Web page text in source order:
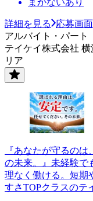
詳細を見る
応募画
アルバイト・パート
テイケイ株式会社
リア
『あなたが守るの
の未来。』未経験で
理なく働ける。短期
すさTOPクラスのテ